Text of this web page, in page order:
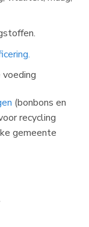
(bonbons en
recycling
gemeente